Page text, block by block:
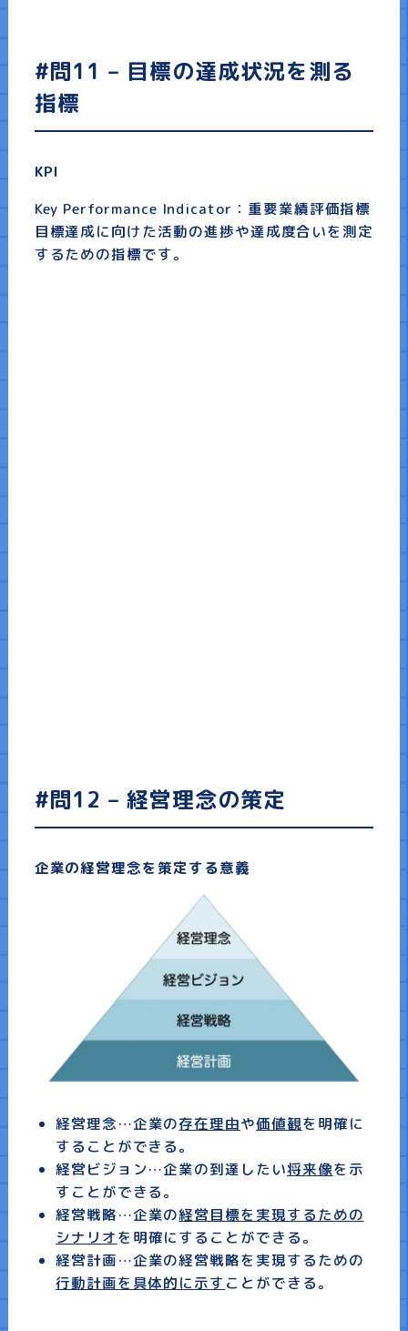
#問11 – 目標の達成状況を測る
指標
KPI
Key Performance Indicator：重要業績評価指標
目標達成に向けた活動の進捗や達成度合いを測定
するための指標です。
#問12 – 経営理念の策定
企業の経営理念を策定する意義
経営理念…企業の存在理由や価値観を明確に
することができる。
経営ビジョン…企業の到達したい将来像を示
すことができる。
経営戦略…企業の経営目標を実現するための
シナリオを明確にすることができる。
経営計画…企業の経営戦略を実現するための
行動計画を具体的に示すことができる。